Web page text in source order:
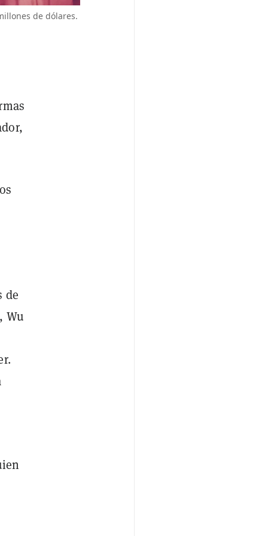
de dólares.
de
Wu